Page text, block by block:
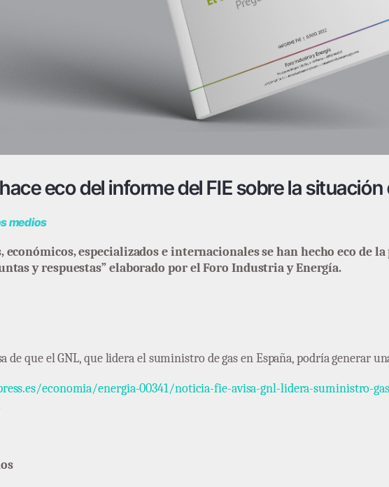
eco del informe del FIE sobre la situación
medios
económicos, especializados e internacionales se han hecho eco de
y respuestas” elaborado por el Foro Industria y Energía.
de que el GNL, que lidera el suministro de gas en España, podría generar
economia/energia-00341/noticia-fie-avisa-gnl-lidera-suministro-